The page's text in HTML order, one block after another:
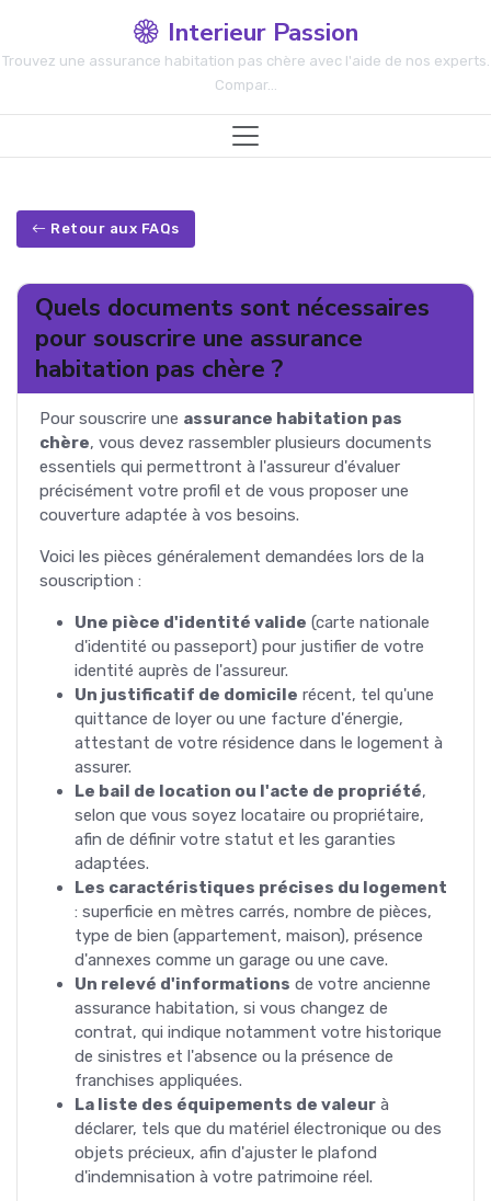
Interieur Passion
Trouvez une assurance habitation pas chère avec l'aide de nos experts.
Compar...
Retour aux FAQs
Quels documents sont nécessaires
pour souscrire une assurance
habitation pas chère ?
Pour souscrire une assurance habitation pas
chère, vous devez rassembler plusieurs documents
essentiels qui permettront à l'assureur d'évaluer
précisément votre profil et de vous proposer une
couverture adaptée à vos besoins.
Voici les pièces généralement demandées lors de la
souscription :
Une pièce d'identité valide (carte nationale
d'identité ou passeport) pour justifier de votre
identité auprès de l'assureur.
Un justificatif de domicile récent, tel qu'une
quittance de loyer ou une facture d'énergie,
attestant de votre résidence dans le logement à
assurer.
Le bail de location ou l'acte de propriété,
selon que vous soyez locataire ou propriétaire,
afin de définir votre statut et les garanties
adaptées.
Les caractéristiques précises du logement
: superficie en mètres carrés, nombre de pièces,
type de bien (appartement, maison), présence
d'annexes comme un garage ou une cave.
Un relevé d'informations de votre ancienne
assurance habitation, si vous changez de
contrat, qui indique notamment votre historique
de sinistres et l'absence ou la présence de
franchises appliquées.
La liste des équipements de valeur à
déclarer, tels que du matériel électronique ou des
objets précieux, afin d'ajuster le plafond
d'indemnisation à votre patrimoine réel.